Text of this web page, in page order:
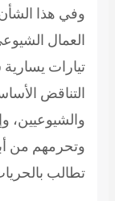
وفي هذا
العمال
تيارات
التناقض
والشيوعيين،
وتحرمهم من
تطالب